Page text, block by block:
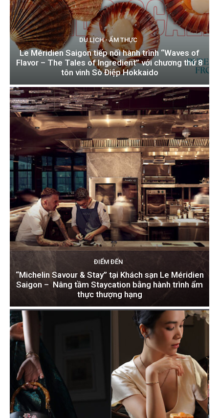
DU LỊCH - ẨM THỰC
Le Méridien Saigon tiếp nối hành trình “Waves of
Flavor – The Tales of Ingredient” với chương thứ 8
tôn vinh Sò Điệp Hokkaido
ĐIỂM ĐẾN
“Michelin Savour & Stay” tại Khách sạn Le Méridien
Saigon – Nâng tầm Staycation bằng hành trình ẩm
thực thượng hạng